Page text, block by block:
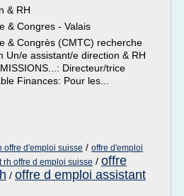
& RH
& Congres - Valais
& Congrès (CMTC) recherche
Un/e assistant/e direction & RH
Directeur/trice
Finances: Pour les...
offre d'emploi suisse / offre d'emploi
rh offre d emploi suisse / offre
/ offre d emploi assistant